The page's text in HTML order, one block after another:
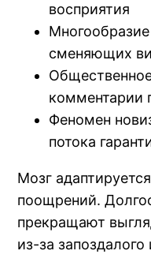
восприятия
сменяющих
комментарии
Феномен
потока
Мозг
поощрений.
прекращают
из-за запоздалого